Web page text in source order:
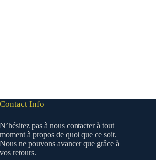
Contact Info
N’hésitez pas à nous contacter à tout
moment à propos de quoi que ce soit.
Nous ne pouvons avancer que grâce à
vos retours.